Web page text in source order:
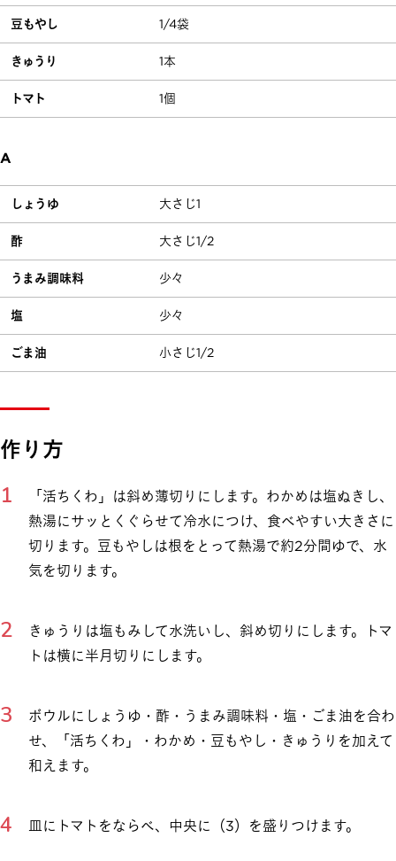
豆もやし 1/4袋
きゅうり 1本
トマト 1個
A
しょうゆ 大さじ1
酢 大さじ1/2
うまみ調味料 少々
塩 少々
ごま油 小さじ1/2
作り方
「活ちくわ」は斜め薄切りにします。わかめは塩ぬきし、
熱湯にサッとくぐらせて冷水につけ、食べやすい大きさに
切ります。豆もやしは根をとって熱湯で約2分間ゆで、水
気を切ります。
きゅうりは塩もみして水洗いし、斜め切りにします。トマ
トは横に半月切りにします。
ボウルにしょうゆ・酢・うまみ調味料・塩・ごま油を合わ
せ、「活ちくわ」・わかめ・豆もやし・きゅうりを加えて
和えます。
皿にトマトをならべ、中央に（3）を盛りつけます。